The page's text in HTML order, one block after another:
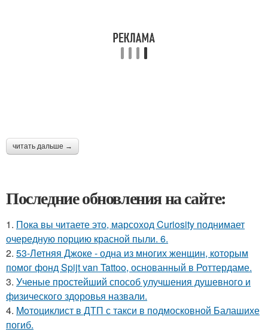
читать дальше →
Последние обновления на сайте:
1. Пока вы читаете это, марсоход Curiosity поднимает
очередную порцию красной пыли. 6.
2. 53-Летняя Джоке - одна из многих женщин, которым
помог фонд Spijt van Tattoo, основанный в Роттердаме.
3. Ученые простейший способ улучшения душевного и
физического здоровья назвали.
4. Moтоциклист в ДТП с такси в подмосковной Балашихе
погиб.